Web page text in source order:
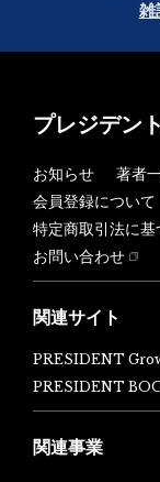
雑
プレジデン
お知らせ 著者
会員登録について
特定商取引法に基
お問い合わせ
関連サイト
PRESIDENT
PRESIDENT
関連事業